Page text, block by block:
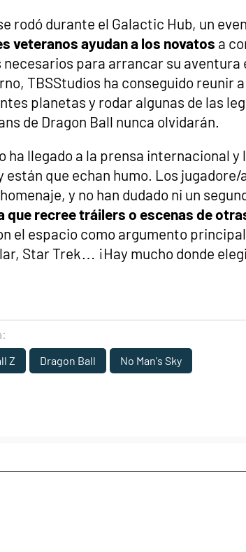
rodó durante el Galactic Hub, un
veteranos ayudan a los novatos a
para arrancar su aventura
TBSStudios ha conseguido reunir
planetas y rodar algunas de las
de Dragon Ball nunca olvidarán.
ha llegado a la prensa internacional y
están que echan humo. Los
y no han dudado ni un
que recree tráilers o escenas de
el espacio como argumento
Star Trek… ¡Hay mucho donde
Z Dragon Ball No Man's Sky